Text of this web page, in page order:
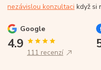
nezávislou konzultaci když si
Google
4.9
111 recenzí